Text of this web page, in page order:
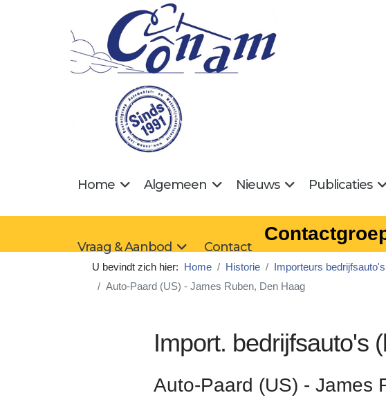
Home Algemeen Nieuws Publicaties
Vraag & Aanbod Contact
U bevindt zich hier: Home Historie Importeurs bedrijfsauto's
Auto-Paard (US) - James Ruben, Den Haag
Import. bedrijfsauto's
Auto-Paard (US) - James